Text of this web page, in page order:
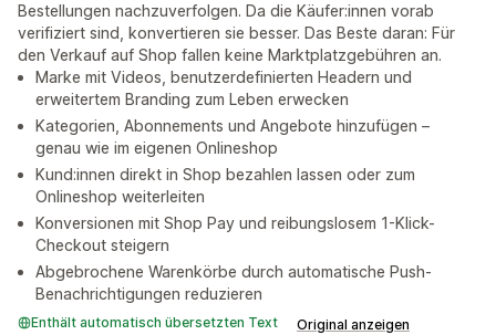
Bestellungen nachzuverfolgen. Da die Käufer:innen vorab
verifiziert sind, konvertieren sie besser. Das Beste daran: Für
den Verkauf auf Shop fallen keine Marktplatzgebühren an.
Marke mit Videos, benutzerdefinierten Headern und
erweitertem Branding zum Leben erwecken
Kategorien, Abonnements und Angebote hinzufügen –
genau wie im eigenen Onlineshop
Kund:innen direkt in Shop bezahlen lassen oder zum
Onlineshop weiterleiten
Konversionen mit Shop Pay und reibungslosem 1-Klick-
Checkout steigern
Abgebrochene Warenkörbe durch automatische Push-
Benachrichtigungen reduzieren
Enthält automatisch übersetzten Text Original anzeigen